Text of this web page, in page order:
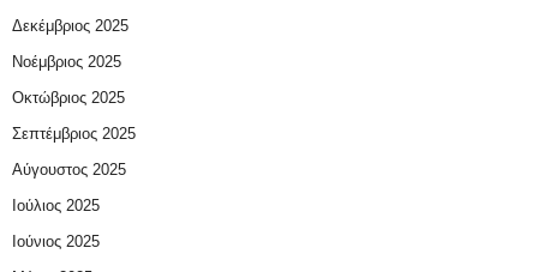
Δεκέμβριος 2025
Νοέμβριος 2025
Οκτώβριος 2025
Σεπτέμβριος 2025
Αύγουστος 2025
Ιούλιος 2025
Ιούνιος 2025